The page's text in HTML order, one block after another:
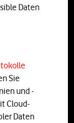
Daten
Sie
und -
Cloud-
Daten